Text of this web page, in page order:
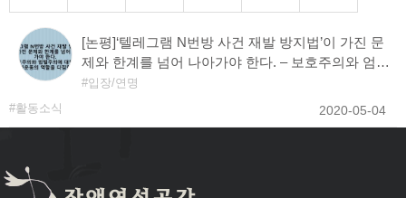
[논평]‘텔레그램 N번방 사건 재발 방지법’이 가진 문
제와 한계를 넘어 나아가야 한다. – 보호주의와 엄벌
주의에 대항하는 인권운동의 역할을 다짐한다.
입장/연명
활동소식
2020-05-04